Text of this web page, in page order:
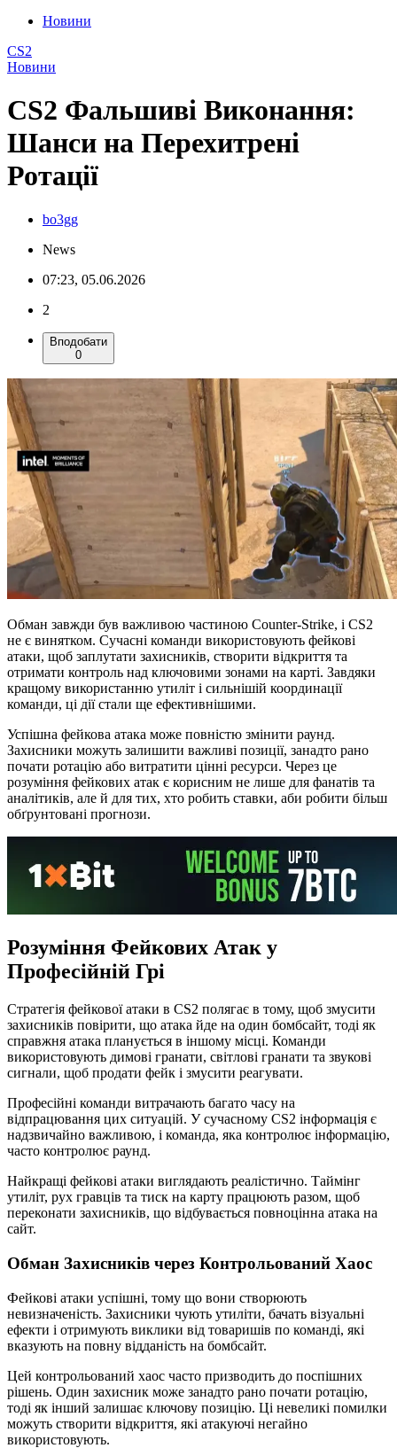
Новини
CS2
Новини
CS2 Фальшиві Виконання:
Шанси на Перехитрені
Ротації
bo3gg
News
07:23, 05.06.2026
2
Вподобати
0
Обман завжди був важливою частиною Counter-Strike, і CS2
не є винятком. Сучасні команди використовують фейкові
атаки, щоб заплутати захисників, створити відкриття та
отримати контроль над ключовими зонами на карті. Завдяки
кращому використанню утиліт і сильнішій координації
команди, ці дії стали ще ефективнішими.
Успішна фейкова атака може повністю змінити раунд.
Захисники можуть залишити важливі позиції, занадто рано
почати ротацію або витратити цінні ресурси. Через це
розуміння фейкових атак є корисним не лише для фанатів та
аналітиків, але й для тих, хто робить ставки, аби робити більш
обґрунтовані прогнози.
Розуміння Фейкових Атак у
Професійній Грі
Стратегія фейкової атаки в CS2 полягає в тому, щоб змусити
захисників повірити, що атака йде на один бомбсайт, тоді як
справжня атака планується в іншому місці. Команди
використовують димові гранати, світлові гранати та звукові
сигнали, щоб продати фейк і змусити реагувати.
Професійні команди витрачають багато часу на
відпрацювання цих ситуацій. У сучасному CS2 інформація є
надзвичайно важливою, і команда, яка контролює інформацію,
часто контролює раунд.
Найкращі фейкові атаки виглядають реалістично. Таймінг
утиліт, рух гравців та тиск на карту працюють разом, щоб
переконати захисників, що відбувається повноцінна атака на
сайт.
Обман Захисників через Контрольований Хаос
Фейкові атаки успішні, тому що вони створюють
невизначеність. Захисники чують утиліти, бачать візуальні
ефекти і отримують виклики від товаришів по команді, які
вказують на повну відданість на бомбсайт.
Цей контрольований хаос часто призводить до поспішних
рішень. Один захисник може занадто рано почати ротацію,
тоді як інший залишає ключову позицію. Ці невеликі помилки
можуть створити відкриття, які атакуючі негайно
використовують.